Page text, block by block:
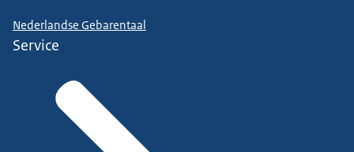
Nederlandse Gebarentaal
Service